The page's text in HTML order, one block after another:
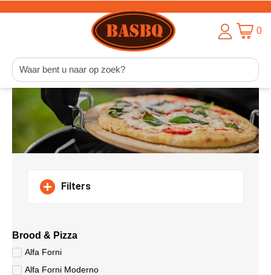
0
Filters
Brood & Pizza
Alfa Forni
Alfa Forni Moderno